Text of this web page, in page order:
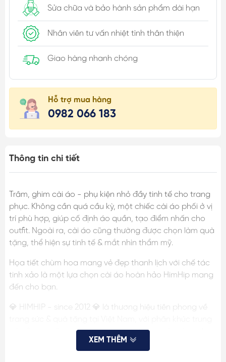
Sửa chữa và bảo hành sản phẩm dài hạn
Nhân viên tư vấn nhiệt tình thân thiện
Giao hàng nhanh chóng
Hỗ trợ mua hàng
0982 066 183
Thông tin chi tiết
Trâm, ghim cài áo - phụ kiện nhỏ đầy tinh tế cho trang
phục. Không cần quá cầu kỳ, một chiếc cài áo phối ở vị
trí phù hợp, giúp cố định áo quần, tạo điểm nhấn cho
outfit. Ngoài ra, cài áo cũng thường được chọn làm quà
tặng, thể hiện sự tinh tế & mắt nhìn thẩm mỹ.
Họa tiết chùm hoa mang vẻ đẹp thanh lịch với chế tác
tinh xảo là một lựa chọn cài áo hoàn hảo HimHip mang
đến cho bạn.
💎 HIMHIP - since 2012 💎 là thương hiệu tiên phong về
cấp & cao cấp, mang tiêu chí chất lượng trên từng chi
tiết, đã cho ra mắt nhiều mẫu ghim cài áo, quà tặng
XEM THÊM